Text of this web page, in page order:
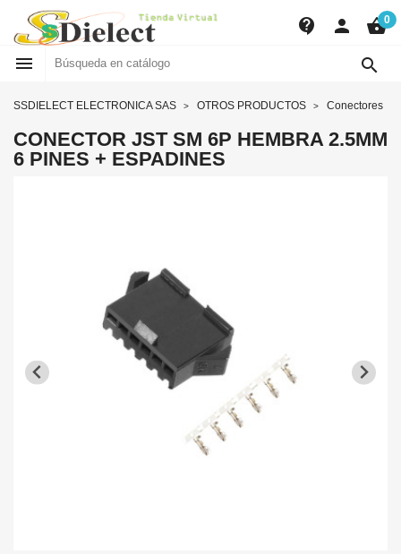
contact_support person shopping_basket0
 
SSDIELECT ELECTRONICA SAS OTROS PRODUCTOS Conectores
CONECTOR JST SM 6P HEMBRA 2.5MM
6 PINES + ESPADINES